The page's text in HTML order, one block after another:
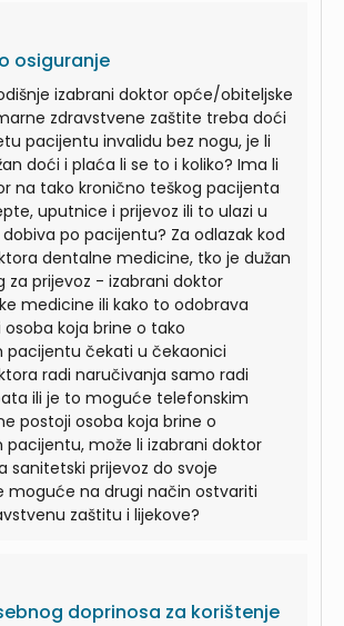
osiguranje
izabrani doktor opće/obiteljske
zdravstvene zaštite treba doći
pacijentu invalidu bez nogu, je li
doći i plaća li se to i koliko? Ima li
na tako kronično teškog pacijenta
uputnice i prijevoz ili to ulazi u
po pacijentu? Za odlazak kod
dentalne medicine, tko je dužan
za prijevoz - izabrani doktor
medicine ili kako to odobrava
osoba koja brine o tako
pacijentu čekati u čekaonici
radi naručivanja samo radi
ili je to moguće telefonskim
postoji osoba koja brine o
može li izabrani doktor
sanitetski prijevoz do svoje
moguće na drugi način ostvariti
zaštitu i lijekove?
doprinosa za korištenje